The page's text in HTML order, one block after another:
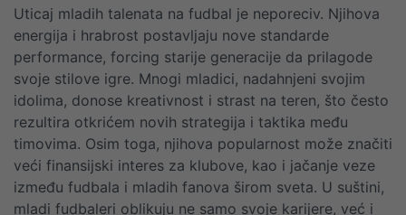
Uticaj mladih talenata na fudbal je neporeciv. Njihova
energija i hrabrost postavljaju nove standarde
performance, forcing starije generacije da prilagode
svoje stilove igre. Mnogi mladici, nadahnjeni svojim
idolima, donose kreativnost i strast na teren, što često
rezultira otkrićem novih strategija i taktika među
timovima. Osim toga, njihova popularnost može značiti
veći finansijski interes za klubove, kao i jačanje veze
između fudbala i mladih fanova širom sveta. U suštini,
mladi fudbaleri oblikuju ne samo svoje karijere, već i